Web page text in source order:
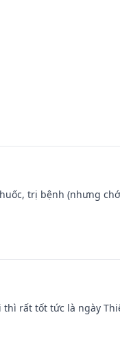
trị bệnh (nhưng
rất tốt tức là ngày